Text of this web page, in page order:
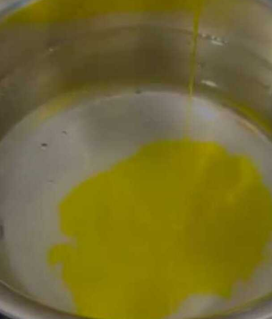
ಹೋಗಬೇಕೆಂದರೆ ಈ ಟಿಪ್ಸ್ ಅನುಸರಿಸಿ